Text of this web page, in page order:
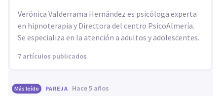
Verónica Valderrama Hernández es psicóloga experta
en hipnoterapia y Directora del centro PsicoAlmería.
Se especializa en la atención a adultos y adolescentes.
7 artículos publicados
Más leído PAREJA hace 5 años